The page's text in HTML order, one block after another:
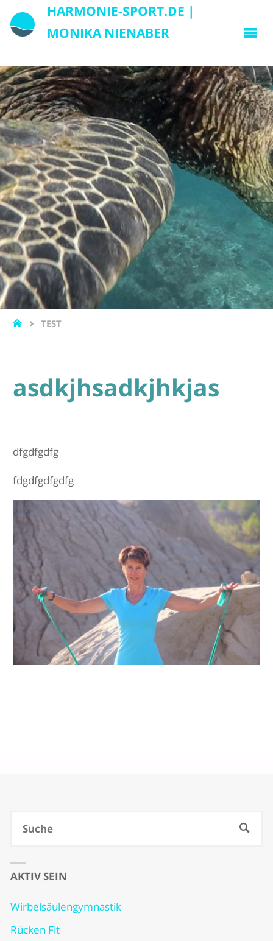
HARMONIE-SPORT.DE |
MONIKA NIENABER
STARTTEST
asdkjhsadkjhkjas
dfgdfgdfg
fdgdfgdfgdfg
SUCHE
AKTIV SEIN
Wirbelsäulengymnastik
Rücken Fit